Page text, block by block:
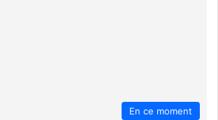
En ce moment